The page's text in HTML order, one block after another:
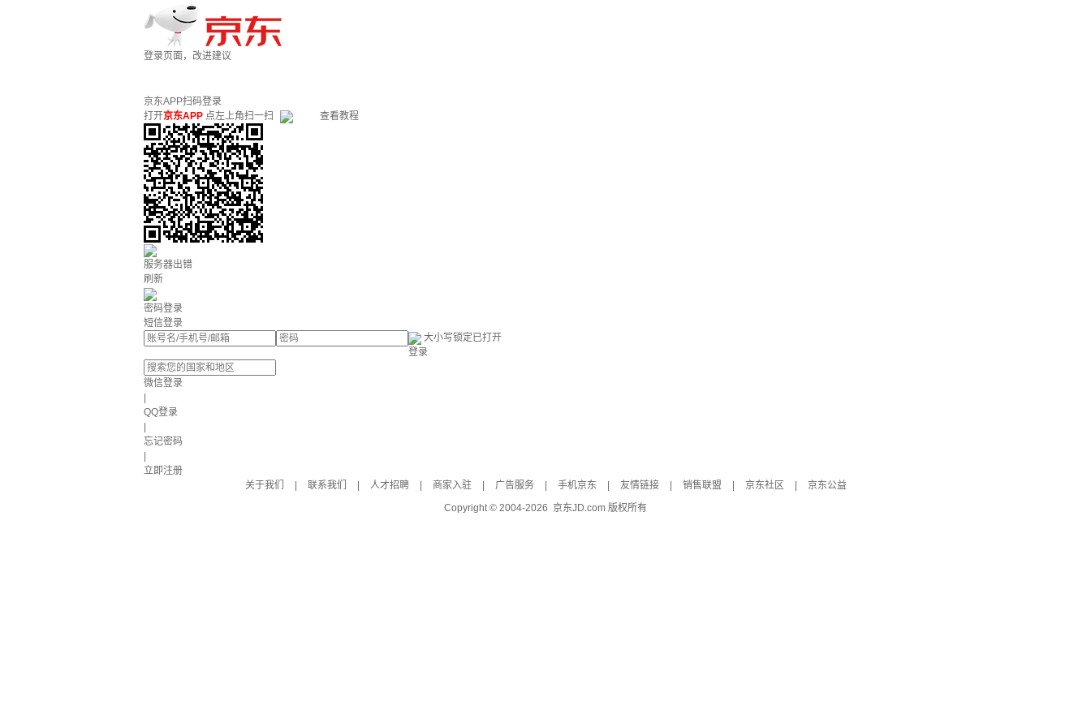
登录页面，改进建议
京东APP扫码登录
打开京东APP 点左上角扫一扫 查看教程
服务器出错
刷新
密码登录
短信登录
大小写锁定已打开
登录
微信登录
QQ登录
忘记密码
立即注册
关于我们
联系我们 人才招聘 商家入驻 广告服务 手机京东 友情链接 销售联盟 京东社区
京东公益
Copyright © 2004-2026 京东JD.com 版权所有